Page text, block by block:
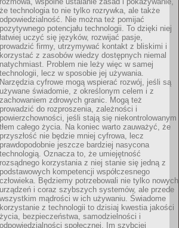
że technologia to nie tylko rozrywka, ale także
odpowiedzialność. Nie można też pomijać
pozytywnego potencjału technologii. To dzięki niej
łatwiej uczyć się języków, rozwijać pasje,
prowadzić firmy, utrzymywać kontakt z bliskimi i
korzystać z zasobów wiedzy dostępnych niemal
natychmiast. Problem nie leży więc w samej
technologii, lecz w sposobie jej używania.
Narzędzia cyfrowe mogą wspierać rozwój, jeśli są
używane świadomie, z określonym celem i z
zachowaniem zdrowych granic. Mogą też
prowadzić do rozproszenia, zależności i
powierzchowności, jeśli stają się niekontrolowanym
tłem całego życia. Na koniec warto zauważyć, że
przyszłość nie będzie mniej cyfrowa, lecz
prawdopodobnie jeszcze bardziej nasycona
technologią. Oznacza to, że umiejętność
rozsądnego korzystania z niej stanie się jedną z
podstawowych kompetencji współczesnego
człowieka. Będziemy potrzebowali nie tylko nowych
urządzeń i coraz szybszych systemów, ale przede
wszystkim mądrości w ich używaniu. Świadome
korzystanie z technologii to dzisiaj kwestia jakości
życia, bezpieczeństwa, samodzielności i
odpowiedzialności społecznej. Im szybciej